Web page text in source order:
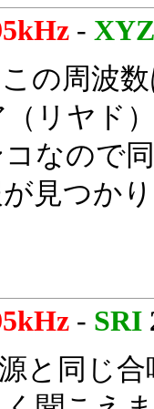
- XYZ
この周波
リヤド
なので
見つか
- SRI
源と同じ